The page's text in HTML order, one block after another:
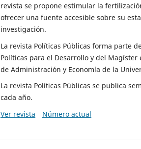
revista se propone estimular la
ofrecer una fuente accesible sobre su
investigación.
La revista Políticas Públicas forma parte
Políticas para el Desarrollo y del Magíster
de Administración y Economía de la
La revista Políticas Públicas se publica
cada año.
Ver revista
Número actual